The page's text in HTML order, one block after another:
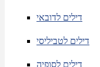
דילים לדובאי
דילים לטביליסי
דילים לסופיה